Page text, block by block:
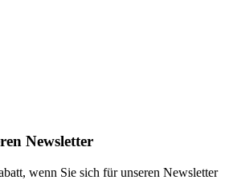
Newsletter
wenn Sie sich für unseren Newsletter